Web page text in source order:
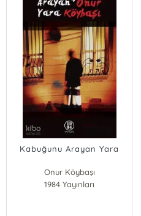
Kabuğunu Arayan Yara
Onur Köybaşı
1984 Yayınları